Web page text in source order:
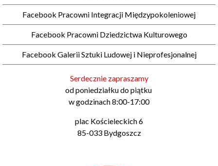
Facebook Pracowni Integracji Międzypokoleniowej
Facebook Pracowni Dziedzictwa Kulturowego
Facebook Galerii Sztuki Ludowej i Nieprofesjonalnej
Serdecznie zapraszamy
od poniedziałku do piątku
w godzinach 8:00-17:00
plac Kościeleckich 6
85-033 Bydgoszcz